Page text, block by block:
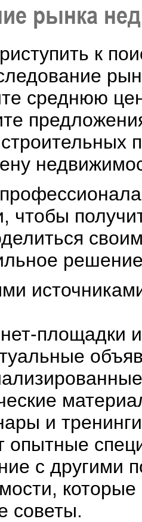
рынка
к
среднюю
чтобы
площадки
и
опытные
с другими
советы.